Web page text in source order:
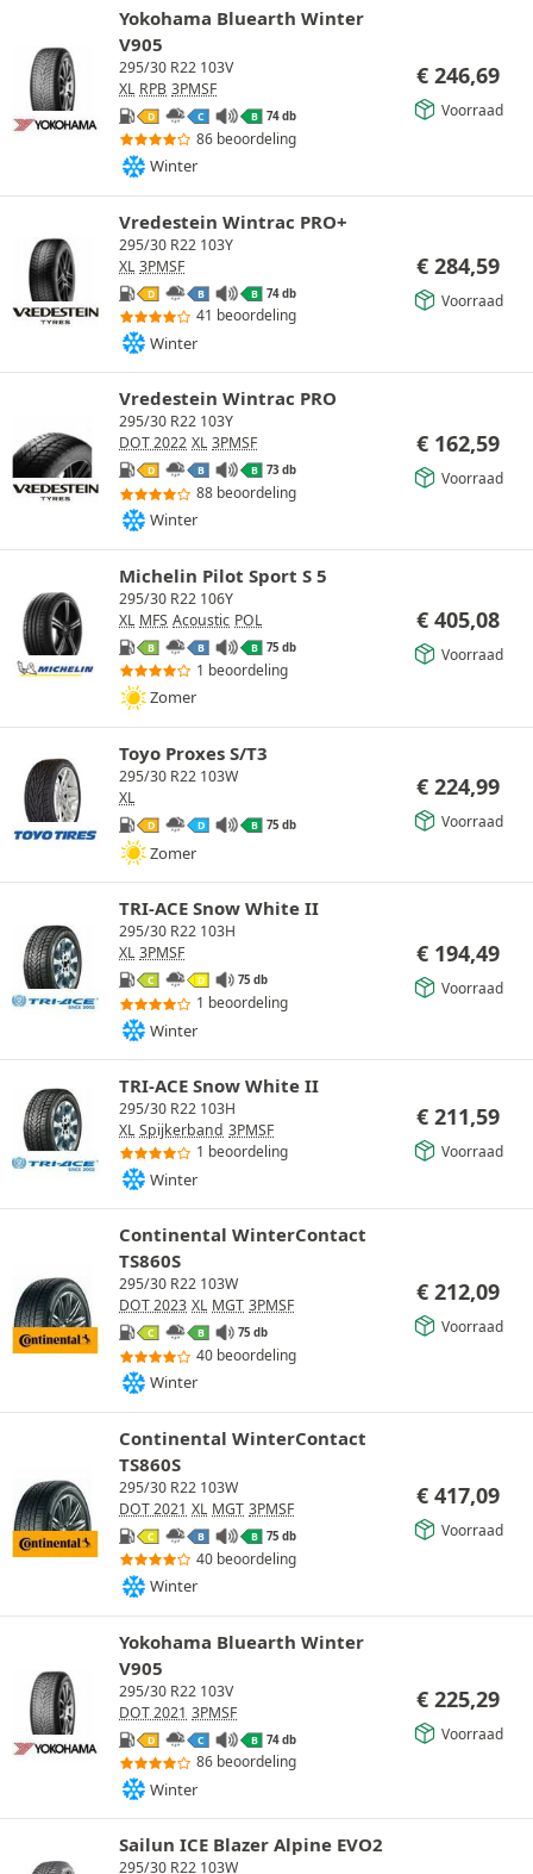
Yokohama Bluearth Winter
V905
295/30 R22 103V
XL RPB 3PMSF
D C B 74 db
86 beoordeling
Winter
€ 246,69
Voorraad
Vredestein Wintrac PRO+
295/30 R22 103Y
XL 3PMSF
D B B 74 db
41 beoordeling
Winter
€ 284,59
Voorraad
Vredestein Wintrac PRO
295/30 R22 103Y
DOT 2022 XL 3PMSF
D B B 73 db
88 beoordeling
Winter
€ 162,59
Voorraad
Michelin Pilot Sport S 5
295/30 R22 106Y
XL MFS Acoustic POL
B B B 75 db
1 beoordeling
Zomer
€ 405,08
Voorraad
Toyo Proxes S/T3
295/30 R22 103W
XL
D D B 75 db
Zomer
€ 224,99
Voorraad
TRI-ACE Snow White II
295/30 R22 103H
XL 3PMSF
C D 75 db
1 beoordeling
Winter
€ 194,49
Voorraad
TRI-ACE Snow White II
295/30 R22 103H
XL Spijkerband 3PMSF
1 beoordeling
Winter
€ 211,59
Voorraad
Continental WinterContact
TS860S
295/30 R22 103W
DOT 2023 XL MGT 3PMSF
C B 75 db
40 beoordeling
Winter
€ 212,09
Voorraad
Continental WinterContact
TS860S
295/30 R22 103W
DOT 2021 XL MGT 3PMSF
C B B 75 db
40 beoordeling
Winter
€ 417,09
Voorraad
Yokohama Bluearth Winter
V905
295/30 R22 103V
DOT 2021 3PMSF
D C B 74 db
86 beoordeling
Winter
€ 225,29
Voorraad
Sailun ICE Blazer Alpine EVO2
295/30 R22 103W